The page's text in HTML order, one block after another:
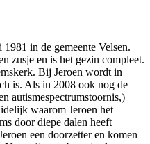
in de gemeente Velsen.
zusje en is het gezin compleet.
Bij Jeroen wordt in
is. Als in 2008 ook nog de
autismespectrumstoornis,)
waarom Jeroen het
door diepe dalen heeft
een doorzetter en komen